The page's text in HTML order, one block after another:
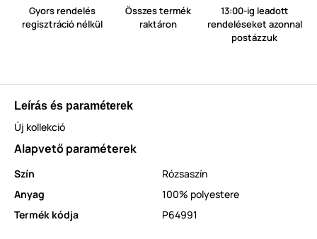
Gyors rendelés
regisztráció nélkül
Összes termék
raktáron
13:00-ig leadott
rendeléseket azonnal
postázzuk
Leírás és paraméterek
Új kollekció
Alapvető paraméterek
Szín
Rózsaszín
Anyag
100% polyestere
Termék kódja
P64991